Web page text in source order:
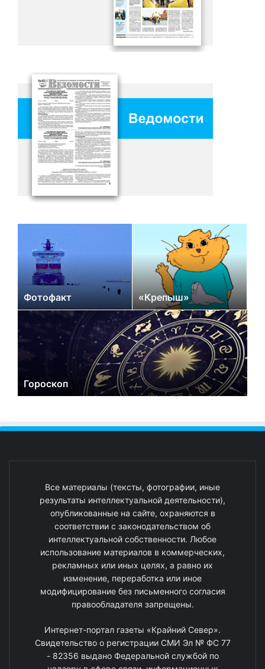
Фотофакт «Крепыш»
Гороскоп
Все материалы (тексты, фотографии, иные
результаты интеллектуальной деятельности),
опубликованные на сайте, охраняются в
соответствии с законодательством об
интеллектуальной собственности. Любое
использование материалов в коммерческих,
рекламных или иных целях, а равно их
изменение, переработка или иное
модифицирование без письменного согласия
правообладателя запрещены.
Интернет-портал газеты «Крайний Север».
Свидетельство о регистрации СМИ Эл № ФС 77
- 82356 выдано Федеральной службой по